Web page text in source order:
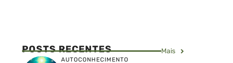
POSTS RECENTES Mais
AUTOCONHECIMENTO